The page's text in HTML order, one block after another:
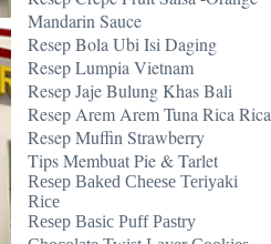
Mandarin Sauce
Resep Bola Ubi Isi Daging
Resep Lumpia Vietnam
Resep Jaje Bulung Khas Bali
Resep Arem Arem Tuna Rica Rica
Resep Muffin Strawberry
Tips Membuat Pie & Tarlet
Resep Baked Cheese Teriyaki
Rice
Resep Basic Puff Pastry